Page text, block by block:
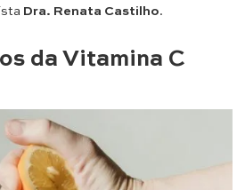
Dra. Renata Castilho.
da Vitamina C